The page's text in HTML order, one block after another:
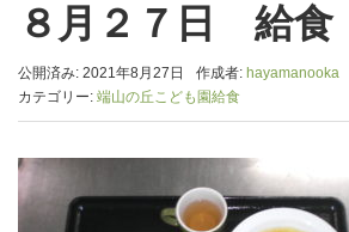
８月２７日 給食
公開済み: 2021年8月27日 作成者: hayamanooka
カテゴリー: 端山の丘こども園給食